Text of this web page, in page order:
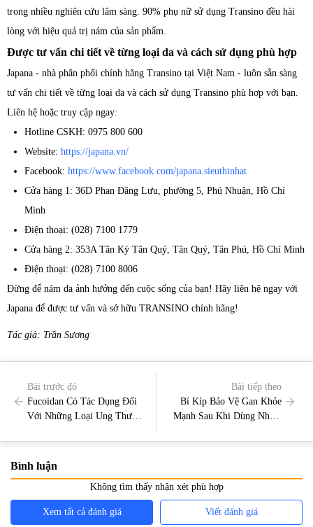
trong nhiều nghiên cứu lâm sàng. 90% phụ nữ sử dụng Transino đều hài
lòng với hiệu quả trị nám của sản phẩm.
Được tư vấn chi tiết về từng loại da và cách sử dụng phù hợp
Japana - nhà phân phối chính hãng Transino tại Việt Nam - luôn sẵn sàng
tư vấn chi tiết về từng loại da và cách sử dụng Transino phù hợp với bạn.
Liên hệ hoặc truy cập ngay:
Hotline CSKH: 0975 800 600
Website: https://japana.vn/
Facebook: https://www.facebook.com/japana.sieuthinhat
Cửa hàng 1: 36D Phan Đăng Lưu, phường 5, Phú Nhuận, Hồ Chí
Minh
Điện thoại: (028) 7100 1779
Cửa hàng 2: 353A Tân Kỳ Tân Quý, Tân Quý, Tân Phú, Hồ Chí Minh
Điện thoại: (028) 7100 8006
Đừng để nám da ảnh hưởng đến cuộc sống của bạn! Hãy liên hệ ngay với
Japana để được tư vấn và sở hữu TRANSINO chính hãng!
Tác giả: Trần Sương
Bài trước đó
Fucoidan Có Tác Dụng Đối
Với Những Loại Ung Thư
Bài tiếp theo
Bí Kíp Bảo Vệ Gan Khỏe
Mạnh Sau Khi Dùng Nhiều
Bình luận
Không tìm thấy nhận xét phù hợp
Xem tất cả đánh giá Viết đánh giá